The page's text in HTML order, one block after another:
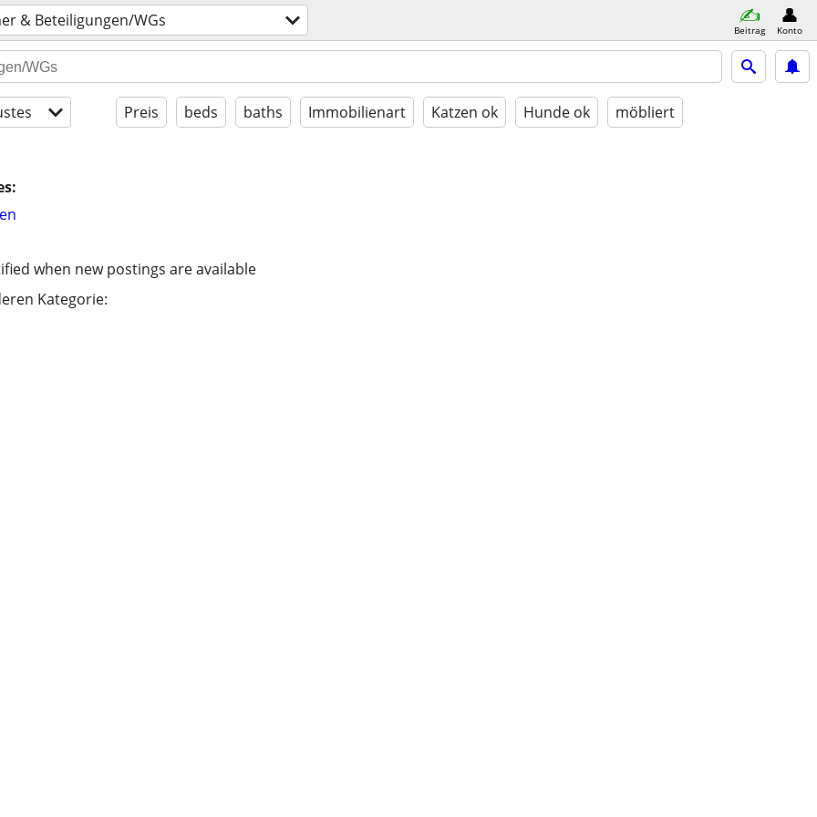
& Beteiligungen/WGs Beitrag Konto
Preis beds baths Immobilienart Katzen ok Hunde ok möbliert
when new postings are available
Kategorie: